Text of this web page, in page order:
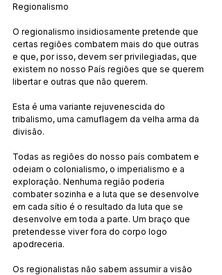
Regionalismo
O regionalismo insidiosamente pretende que
certas regiões combatem mais do que outras
e que, por isso, devem ser privilegiadas, que
existem no nosso País regiões que se querem
libertar e outras que não querem.
Esta é uma variante rejuvenescida do
tribalismo, uma camuflagem da velha arma da
divisão.
Todas as regiões do nosso país combatem e
odeiam o colonialismo, o imperialismo e a
exploração. Nenhuma região poderia
combater sozinha e a luta que se desenvolve
em cada sítio é o resultado da luta que se
desenvolve em toda a parte. Um braço que
pretendesse viver fora do corpo logo
apodreceria.
Os regionalistas não sabem assumir a visão